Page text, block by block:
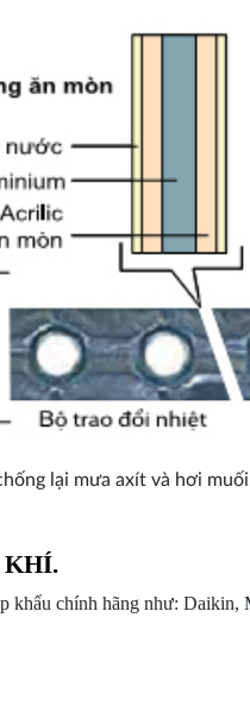
lại mưa axít và hơi
KHÍ.
khẩu chính hãng như: